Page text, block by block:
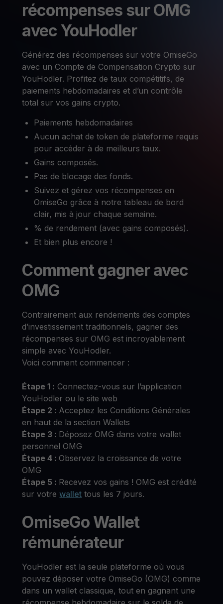
récompenses sur OMG
avec YouHodler
Générez des récompenses sur votre OmiseGo
avec un Compte de Compensation Crypto sur
YouHodler. Profitez de taux compétitifs, de
paiements hebdomadaires et d’un contrôle
total sur vos gains crypto.
Paiements hebdomadaires
Aucun achat de token de plateforme requis
pour accéder à de meilleurs taux.
Gains composés.
Pas de blocage des fonds.
Suivez et gérez vos récompenses en
OmiseGo grâce à notre tableau de bord
clair, mis à jour chaque semaine.
% de rendement (avec gains composés).
Et bien plus encore !
Comment gagner avec
OMG
Contrairement aux rendements des comptes
d’investissement traditionnels, gagner des
récompenses sur OMG est incroyablement
simple avec YouHodler.
Voici comment commencer :
Étape 1 : Connectez-vous sur l’application
YouHodler ou le site web
Étape 2 : Acceptez les Conditions Générales
en haut de la section Wallets
Étape 3 : Déposez OMG dans votre wallet
personnel OMG
Étape 4 :Observez la croissance de votre
OMG
Étape 5 : Recevez vos gains ! OMG est crédité
sur votrewallet tous les 7 jours.
OmiseGo Wallet
rémunérateur
YouHodler est la seule plateforme où vous
pouvez déposer votre OmiseGo (OMG) comme
dans un wallet classique, tout en gagnant une